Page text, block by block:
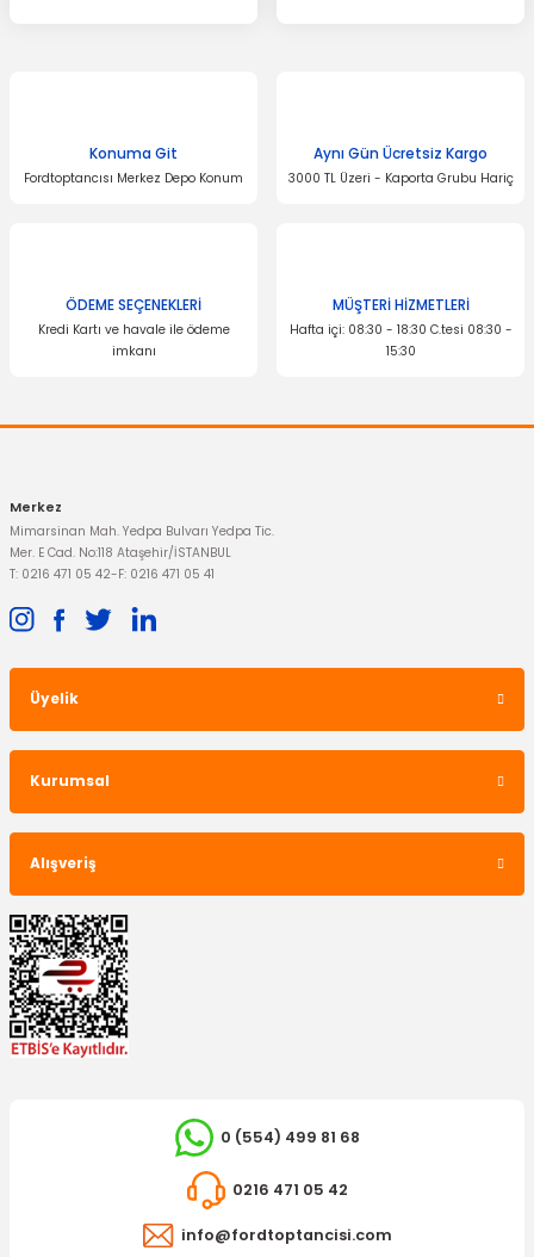
Konuma Git
Fordtoptancısı Merkez Depo Konum
Aynı Gün Ücretsiz Kargo
3000 TL Üzeri - Kaporta Grubu Hariç
ÖDEME SEÇENEKLERİ
Kredi Kartı ve havale ile ödeme
imkanı
MÜŞTERİ HİZMETLERİ
Hafta içi: 08:30 - 18:30 C.tesi 08:30 -
15:30
Merkez
Mimarsinan Mah. Yedpa Bulvarı Yedpa Tic.
Mer. E Cad. No:118 Ataşehir/İSTANBUL
T: 0216 471 05 42-F: 0216 471 05 41
Üyelik
Kurumsal
Alışveriş
0 (554) 499 81 68
0216 471 05 42
info@fordtoptancisi.com